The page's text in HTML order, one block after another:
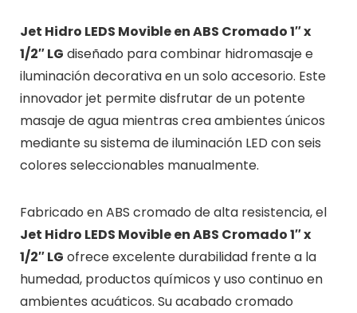
Jet Hidro LEDS Movible en ABS Cromado 1″ x
1/2″ LG diseñado para combinar hidromasaje e
iluminación decorativa en un solo accesorio. Este
innovador jet permite disfrutar de un potente
masaje de agua mientras crea ambientes únicos
mediante su sistema de iluminación LED con seis
colores seleccionables manualmente.
Fabricado en ABS cromado de alta resistencia, el
Jet Hidro LEDS Movible en ABS Cromado 1″ x
1/2″ LG ofrece excelente durabilidad frente a la
humedad, productos químicos y uso continuo en
ambientes acuáticos. Su acabado cromado